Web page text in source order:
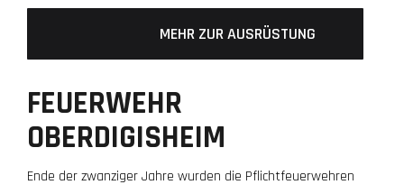
FEUERWEHR
OBERDIGISHEIM
Ende der zwanziger Jahre wurden die Pflichtfeuerwehren
MEHR ZUR AUSRÜSTUNG